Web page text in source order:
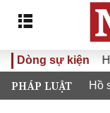
Dòng sự kiện
sống Hướng
PHÁP LUẬT Hồ